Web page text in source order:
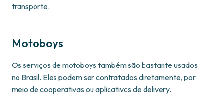
transporte.
Motoboys
Os serviços de motoboys também são bastante usados
no Brasil. Eles podem ser contratados diretamente, por
meio de cooperativas ou aplicativos de delivery.